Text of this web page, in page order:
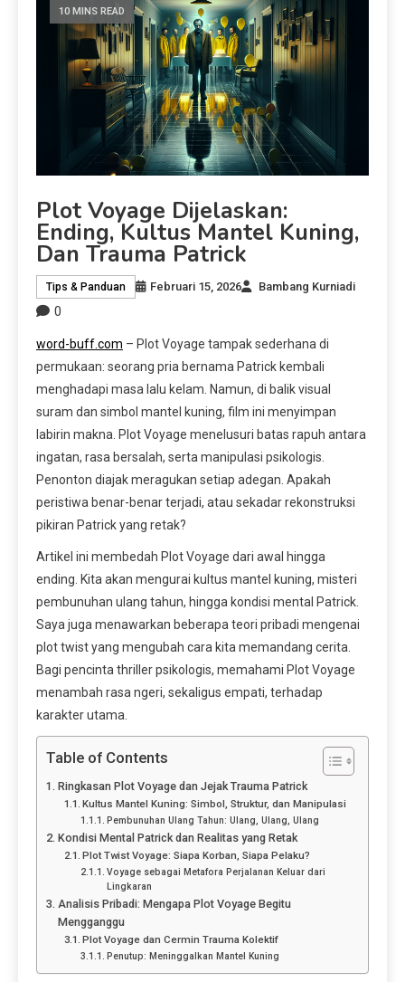
10 MINS READ
Plot Voyage Dijelaskan:
Ending, Kultus Mantel Kuning,
Dan Trauma Patrick
Tips & Panduan Februari 15, 2026 Bambang Kurniadi
0
word-buff.com – Plot Voyage tampak sederhana di
permukaan: seorang pria bernama Patrick kembali
menghadapi masa lalu kelam. Namun, di balik visual
suram dan simbol mantel kuning, film ini menyimpan
labirin makna. Plot Voyage menelusuri batas rapuh antara
ingatan, rasa bersalah, serta manipulasi psikologis.
Penonton diajak meragukan setiap adegan. Apakah
peristiwa benar-benar terjadi, atau sekadar rekonstruksi
pikiran Patrick yang retak?
Artikel ini membedah Plot Voyage dari awal hingga
ending. Kita akan mengurai kultus mantel kuning, misteri
pembunuhan ulang tahun, hingga kondisi mental Patrick.
Saya juga menawarkan beberapa teori pribadi mengenai
plot twist yang mengubah cara kita memandang cerita.
Bagi pencinta thriller psikologis, memahami Plot Voyage
menambah rasa ngeri, sekaligus empati, terhadap
karakter utama.
Table of Contents
Ringkasan Plot Voyage dan Jejak Trauma Patrick
Kultus Mantel Kuning: Simbol, Struktur, dan Manipulasi
Pembunuhan Ulang Tahun: Ulang, Ulang, Ulang
Kondisi Mental Patrick dan Realitas yang Retak
Plot Twist Voyage: Siapa Korban, Siapa Pelaku?
Voyage sebagai Metafora Perjalanan Keluar dari
Lingkaran
Analisis Pribadi: Mengapa Plot Voyage Begitu
Mengganggu
Plot Voyage dan Cermin Trauma Kolektif
Penutup: Meninggalkan Mantel Kuning